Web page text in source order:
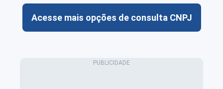
Acesse mais opções de consulta CNPJ